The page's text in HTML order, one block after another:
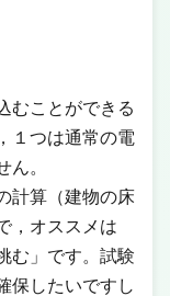
むことができる
１つは通常の電
ん。
計算（建物の床
，オススメは
む」です。試験
保したいですし